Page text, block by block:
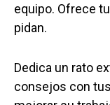
equipo. Ofrece
pidan.
Dedica un rato
consejos con